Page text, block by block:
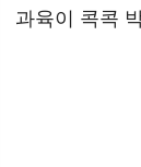
과육이 콕콕